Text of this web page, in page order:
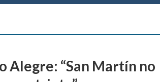
Alegre: “San Martín no